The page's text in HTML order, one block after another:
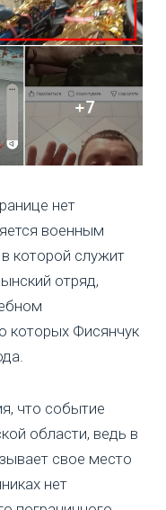
нет
военным
которой служит
отряд,
которых Фисянчук
что событие
области, ведь в
свое место
нет